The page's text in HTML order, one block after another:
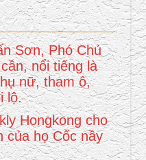
Sơn, Phó Chủ
nổi tiếng là
nữ, tham ô,
lộ.
Hongkong cho
của họ Cốc nầy